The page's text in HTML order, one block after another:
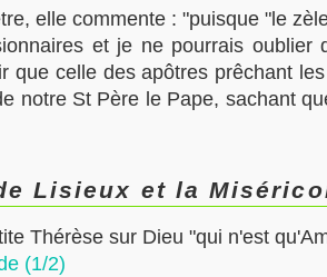
elle commente : "puisque "le
et je ne pourrais
que celle des apôtres prêchant
notre St Père le Pape, sachant
Lisieux et la
Thérèse sur Dieu "qui n'est
(1/2)